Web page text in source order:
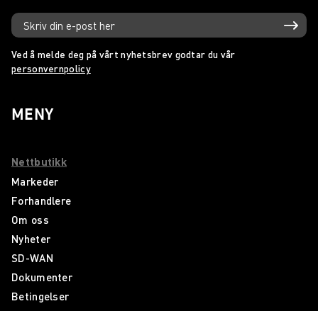
Ved å melde deg på vårt nyhetsbrev godtar du vår
personvernpolicy
MENY
Nettbutikk
Markeder
Forhandlere
Om oss
Nyheter
SD-WAN
Dokumenter
Betingelser